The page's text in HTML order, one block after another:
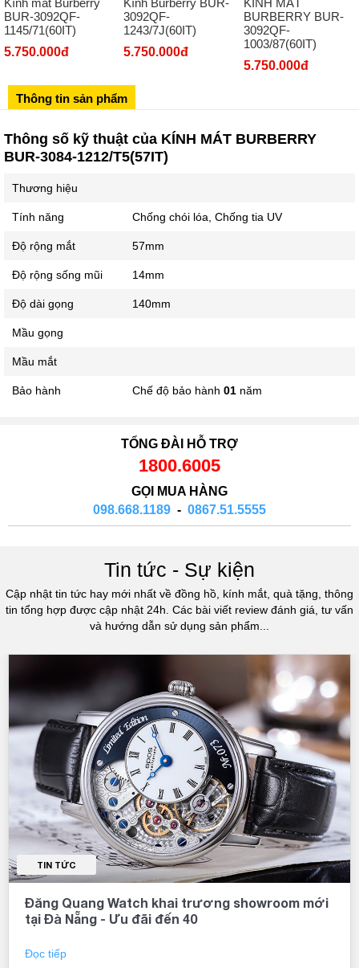
Số 273 Nguyễn Văn Cừ - Long Biên - Hà Nội
02439392490
Sô 580 Ngã tư Trường Chinh - Hà Nội
Số 28 Chùa Thông - Sơn Tây - Hà Nội
02437939481
Số 53 Trần Đăng Ninh - Cầu Giấy - Hà Nội
Showroom 86: BH9A-SP.9A-63 Vinhomes Ocean Park 1, Dương
Xá, Gia Lâm, Thành phố Hà Nội
Kính mát Burberry
BUR-3092QF-
1145/71(60IT)
5.750.000đ
Kính Burberry BUR-
3092QF-
1243/7J(60IT)
5.750.000đ
KÍNH MÁT
BURBERRY BUR-
3092QF-
1003/87(60IT)
5.750.000đ
Thông tin sản phẩm
Thông số kỹ thuật của KÍNH MÁT BURBERRY
BUR-3084-1212/T5(57IT)
Thương hiệu
Tính năng Chống chói lóa, Chống tia UV
Độ rộng mắt 57mm
Độ rộng sống mũi 14mm
Độ dài gọng 140mm
Mầu gọng
Mầu mắt
Bảo hành Chế độ bảo hành 01 năm
TỔNG ĐÀI HỖ TRỢ
1800.6005
GỌI MUA HÀNG
098.668.1189 - 0867.51.5555
Tin tức - Sự kiện
Cập nhật tin tức hay mới nhất về đồng hồ, kính mắt, quà tặng, thông
tin tổng hợp được cập nhật 24h. Các bài viết review đánh giá, tư vấn
và hướng dẫn sử dụng sản phẩm...
TIN TỨC
Đăng Quang Watch khai trương showroom mới
tại Đà Nẵng - Ưu đãi đến 40
Đọc tiếp